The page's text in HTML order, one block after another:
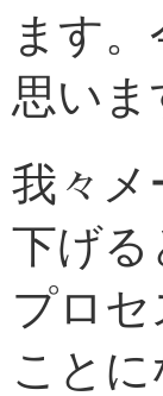
ます
思いま
我々メ
下げる
プロ
こと